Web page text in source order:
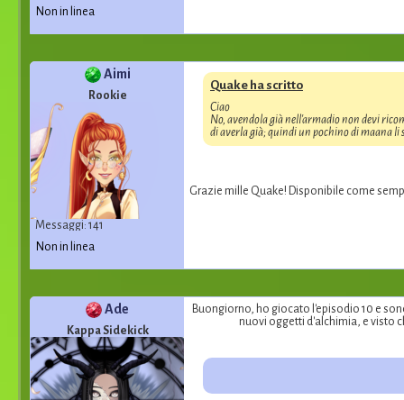
Non in linea
Aimi
Rookie
Messaggi: 141
Quake ha scritto
Ciao
No, avendola già nell'armadio non devi
di averla già; quindi un pochino di maana li
Grazie mille Quake! Disponibile come
Non in linea
Ade
Kappa Sidekick
Buongiorno, ho giocato l'episodio 10 e
nuovi oggetti d'alchimia, e visto